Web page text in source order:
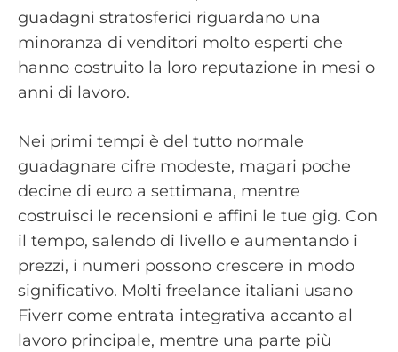
guadagni stratosferici riguardano una
minoranza di venditori molto esperti che
hanno costruito la loro reputazione in mesi o
anni di lavoro.
Nei primi tempi è del tutto normale
guadagnare cifre modeste, magari poche
decine di euro a settimana, mentre
costruisci le recensioni e affini le tue gig. Con
il tempo, salendo di livello e aumentando i
prezzi, i numeri possono crescere in modo
significativo. Molti freelance italiani usano
Fiverr come entrata integrativa accanto al
lavoro principale, mentre una parte più